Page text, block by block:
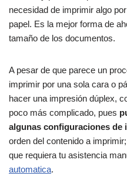
necesidad de imprimir algo
papel. Es la mejor forma de
tamaño de los documentos.
A pesar de que parece un
imprimir por una sola cara o
hacer una impresión dúplex,
poco más complicado, pues
algunas configuraciones de
orden del contenido a
que requiera tu asistencia
automatica.